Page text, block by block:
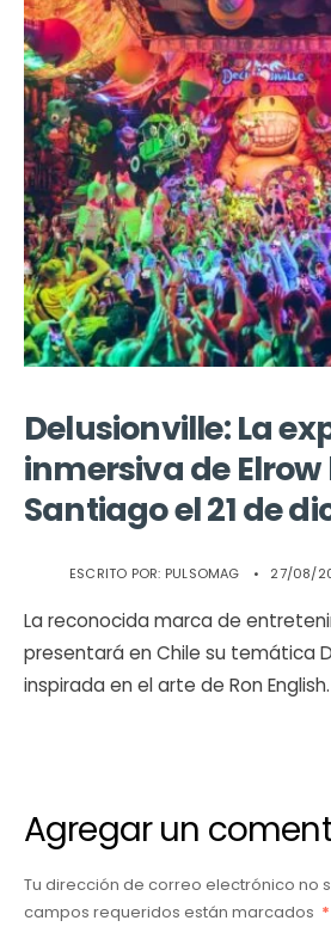
Delusionville: La
inmersiva de Elrow
Santiago el 21 de
ESCRITO POR: PULSOMAG • 27/08/
La reconocida marca de
presentará en Chile su temática
inspirada en el arte de Ron English.
Agregar un
Tu dirección de correo electrónico no
campos requeridos están marcados *